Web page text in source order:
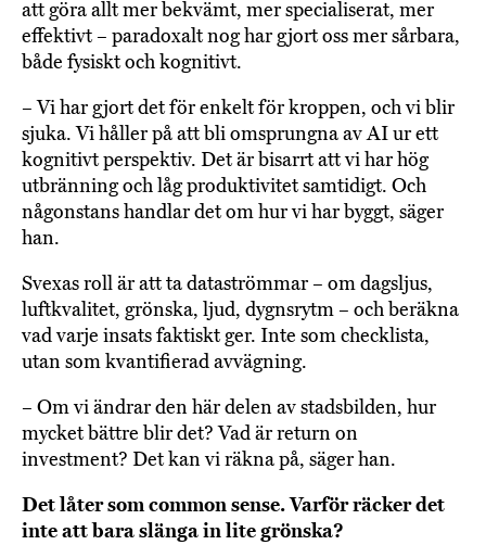
att göra allt mer bekvämt, mer specialiserat, mer
effektivt – paradoxalt nog har gjort oss mer sårbara,
både fysiskt och kognitivt.
– Vi har gjort det för enkelt för kroppen, och vi blir
sjuka. Vi håller på att bli omsprungna av AI ur ett
kognitivt perspektiv. Det är bisarrt att vi har hög
utbränning och låg produktivitet samtidigt. Och
någonstans handlar det om hur vi har byggt, säger
han.
Svexas roll är att ta dataströmmar – om dagsljus,
luftkvalitet, grönska, ljud, dygnsrytm – och beräkna
vad varje insats faktiskt ger. Inte som checklista,
utan som kvantifierad avvägning.
– Om vi ändrar den här delen av stadsbilden, hur
mycket bättre blir det? Vad är return on
investment? Det kan vi räkna på, säger han.
Det låter som common sense. Varför räcker det
inte att bara slänga in lite grönska?